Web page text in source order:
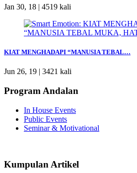
Jan 30, 18 | 4519 kali
KIAT MENGHADAPI “MANUSIA TEBAL…
Jun 26, 19 | 3421 kali
Program Andalan
In House Events
Public Events
Seminar & Motivational
Kumpulan Artikel